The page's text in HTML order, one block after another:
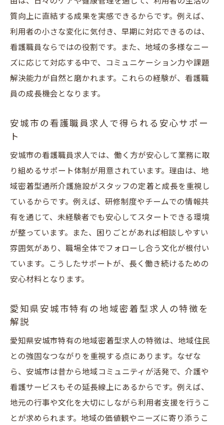
質向上に直結する成果を実感できるからです。例えば、
利用者の小さな変化に気付き、早期に対応できるのは、
看護職員ならではの役割です。また、地域の多様なニー
ズに応じて対応する中で、コミュニケーション力や課題
解決能力が自然と磨かれます。これらの経験が、看護職
員の成長機会となります。
安城市の看護職員求人で得られる安心サポー
ト
安城市の看護職員求人では、働く方が安心して業務に取
り組めるサポート体制が用意されています。理由は、地
域密着型通所介護施設がスタッフの定着と成長を重視し
ているからです。例えば、研修制度やチームでの情報共
有を通じて、未経験者でも安心してスタートできる環境
が整っています。また、困りごとがあれば相談しやすい
雰囲気があり、職場全体でフォローし合う文化が根付い
ています。こうしたサポートが、長く働き続けるための
安心材料となります。
愛知県安城市特有の地域密着型求人の特徴を
解説
愛知県安城市特有の地域密着型求人の特徴は、地域住民
との強固なつながりを重視する点にあります。なぜな
ら、安城市は昔から地域コミュニティが活発で、介護や
看護サービスもその延長線上にあるからです。例えば、
地元の行事や文化を大切にしながら利用者支援を行うこ
とが求められます。地域の価値観やニーズに寄り添うこ